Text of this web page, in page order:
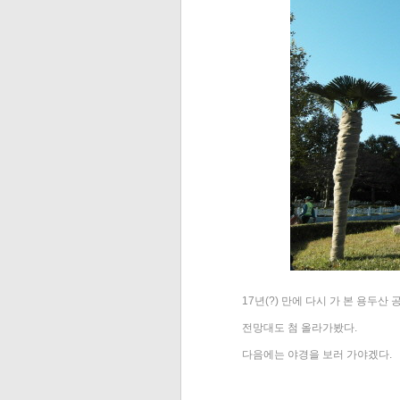
17년(?) 만에 다시 가 본 용두산
전망대도 첨 올라가봤다.
다음에는 야경을 보러 가야겠다.